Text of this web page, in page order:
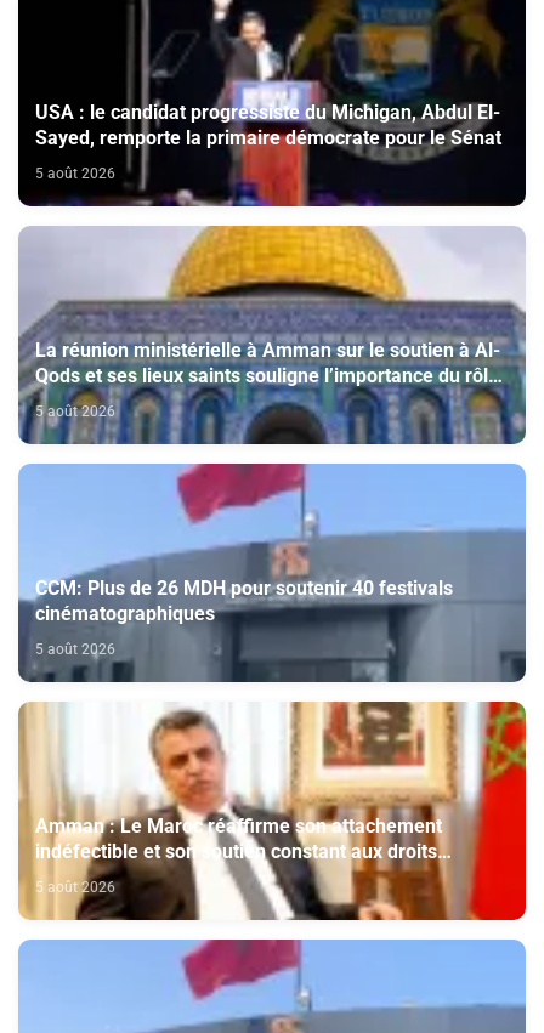
USA : le candidat progressiste du Michigan, Abdul El-
Sayed, remporte la primaire démocrate pour le Sénat
5 août 2026
La réunion ministérielle à Amman sur le soutien à Al-
Qods et ses lieux saints souligne l’importance du rôle
du Comité Al Qods présidé par SM le Roi
5 août 2026
CCM: Plus de 26 MDH pour soutenir 40 festivals
cinématographiques
5 août 2026
Amman : Le Maroc réaffirme son attachement
indéfectible et son soutien constant aux droits
légitimes du peuple palestinien
5 août 2026